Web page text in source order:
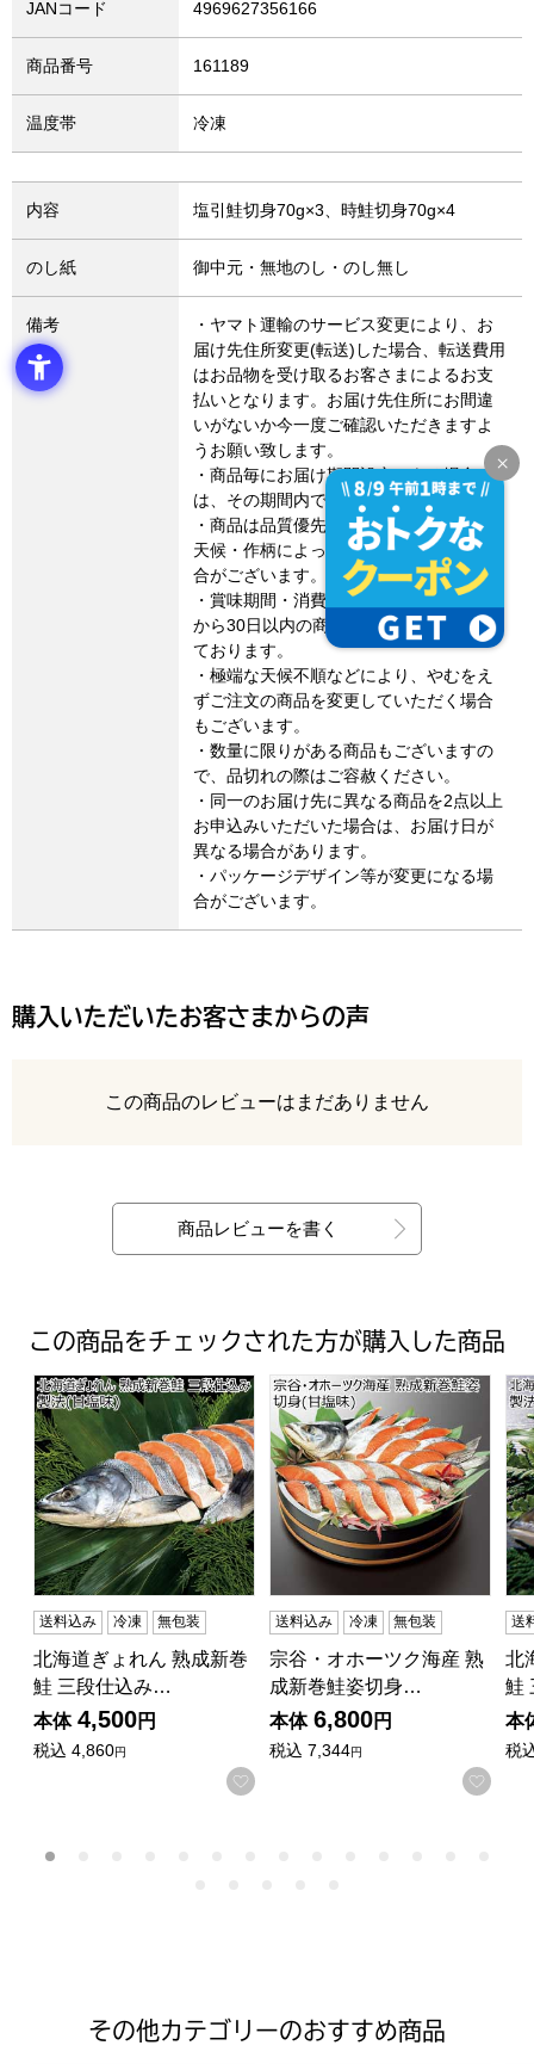
JANコード 4969627356166
商品番号 161189
温度帯 冷凍
内容 塩引鮭切身70g×3、時鮭切身70g×4
のし紙 御中元・無地のし・のし無し
備考
・ヤマト運輸のサービス変更により、お
届け先住所変更(転送)した場合、転送費用
はお品物を受け取るお客さまによるお支
払いとなります。お届け先住所にお間違
いがないか今一度ご確認いただきますよ
うお願い致します。
・商品毎にお届け期間設定のある場合
は、その期間内でのお届けとなります。
・商品は品質優先でお届けしますので、
天候・作柄によってお届け日が遅れる場
合がございます。
・賞味期間・消費期限は、製造・加工日
から30日以内の商品についてのみ記載し
ております。
・極端な天候不順などにより、やむをえ
ずご注文の商品を変更していただく場合
もございます。
・数量に限りがある商品もございますの
で、品切れの際はご容赦ください。
・同一のお届け先に異なる商品を2点以上
お申込みいただいた場合は、お届け日が
異なる場合があります。
・パッケージデザイン等が変更になる場
合がございます。
購入いただいたお客さまからの声
レビュー
この商品のレビューはまだありません
商品レビューを書く
この商品をチェックされた方が購入した商品
北海道ぎょれん 熟成新巻鮭 三段仕込み製法(甘塩味)【夏
送料込み 冷凍 無包装
北海道ぎょれん 熟成新巻
鮭 三段仕込み…
本体 4,500円
税込 4,860円
お気に入りに登録する
宗谷・オホーツク海産 熟成新
送料込み 冷凍 無包装
宗谷・オホーツク海産 熟
成新巻鮭姿切身…
本体 6,800円
税込 7,344円
お気
北
送
北
鮭
本
税
その他カテゴリーのおすすめ商品